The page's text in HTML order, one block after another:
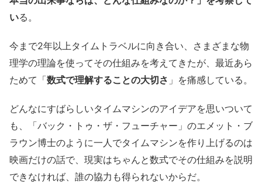
いる。
今まで2年以上タイムトラベルに向き合い、さまざまな物
理学の理論を使ってその仕組みを考えてきたが、最近あら
ためて「数式で理解することの大切さ 」を痛感している。
どんなにすばらしいタイムマシンのアイデアを思いついて
も、「バック・トゥ・ザ・フューチャー」のエメット・ブ
ラウン博士のように一人でタイムマシンを作り上げるのは
映画だけの話で、現実はちゃんと数式でその仕組みを説明
できなければ、誰の協力も得られないからだ。